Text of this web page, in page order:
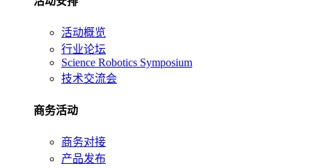
活动概览
行业论坛
Science Robotics Symposium
技术交流会
商务活动
商务对接
产品发布